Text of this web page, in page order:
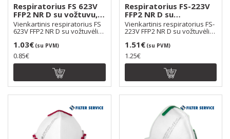
Respiratorius FS 623V
FFP2 NR D su vožtuvu,
dirželiai per galvą
Vienkartinis respiratorius FS
623V FFP2 NR D su vožtuvėliu
1.03€ (su PVM)
0.85€
Respiratorius FS-223V
FFP2 NR D su
vožtuvėliu, trijų
plokštumų, dirželiai per
Vienkartinis respiratorius FS-
223V FFP2 NR D su vožtuvėliu,
1.51€ (su PVM)
1.25€